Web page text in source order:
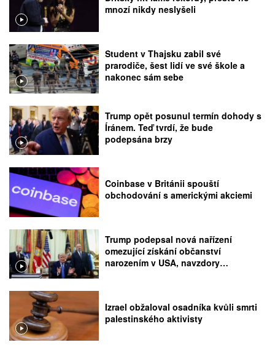
mnozí nikdy neslyšeli
Student v Thajsku zabil své
prarodiče, šest lidí ve své škole a
nakonec sám sebe
Trump opět posunul termín dohody s
Íránem. Teď tvrdí, že bude
podepsána brzy
Coinbase v Británii spouští
obchodování s americkými akciemi
Trump podepsal nová nařízení
omezující získání občanství
narozením v USA, navzdory
Izrael obžaloval osadníka kvůli smrti
palestinského aktivisty